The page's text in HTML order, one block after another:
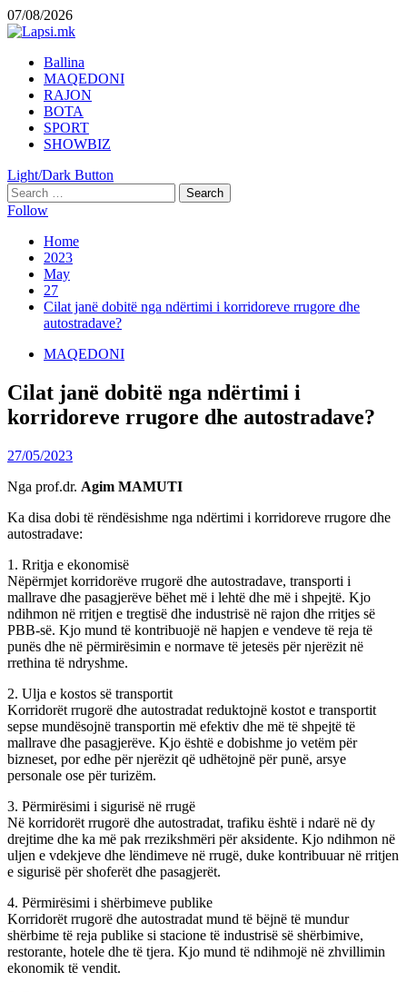
Skip
to
07/08/2026
Primary
Menu
Ballina
MAQEDONI
RAJON
BOTA
SPORT
SHOWBIZ
Light/Dark Button
Search
for:
Follow
Home
2023
May
27
Cilat janë dobitë nga ndërtimi i korridoreve rrugore dhe
autostradave?
MAQEDONI
Cilat janë dobitë nga ndërtimi i
korridoreve rrugore dhe autostradave?
27/05/2023
Nga prof.dr. Agim MAMUTI
Ka disa dobi të rëndësishme nga ndërtimi i korridoreve rrugore dhe
autostradave:
1. Rritja e ekonomisë
Nëpërmjet korridorëve rrugorë dhe autostradave, transporti i
mallrave dhe pasagjerëve bëhet më i lehtë dhe më i shpejtë. Kjo
ndihmon në rritjen e tregtisë dhe industrisë në rajon dhe rritjes së
PBB-së. Kjo mund të kontribuojë në hapjen e vendeve të reja të
punës dhe në përmirësimin e normave të jetesës për njerëzit në
rrethina të ndryshme.
2. Ulja e kostos së transportit
Korridorët rrugorë dhe autostradat reduktojnë kostot e transportit
sepse mundësojnë transportin më efektiv dhe më të shpejtë të
mallrave dhe pasagjerëve. Kjo është e dobishme jo vetëm për
bizneset, por edhe për njerëzit që udhëtojnë për punë, arsye
personale ose për turizëm.
3. Përmirësimi i sigurisë në rrugë
Në korridorët rrugorë dhe autostradat, trafiku është i ndarë në dy
drejtime dhe ka më pak rrezikshmëri për aksidente. Kjo ndihmon në
uljen e vdekjeve dhe lëndimeve në rrugë, duke kontribuuar në rritjen
e sigurisë për shoferët dhe pasagjerët.
4. Përmirësimi i shërbimeve publike
Korridorët rrugorë dhe autostradat mund të bëjnë të mundur
shërbime të reja publike si stacione të industrisë së shërbimive,
restorante, hotele dhe të tjera. Kjo mund të ndihmojë në zhvillimin
ekonomik të vendit.